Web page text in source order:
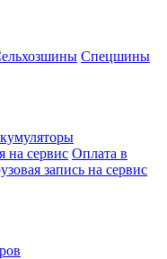
Спецшины
на сервис Оплата в
запись на сервис